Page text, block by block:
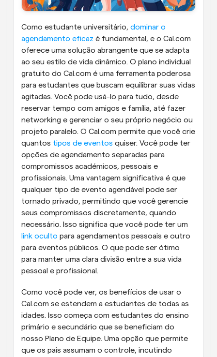
Como estudante universitário, dominar o
agendamento eficaz é fundamental, e o Cal.com
oferece uma solução abrangente que se adapta
ao seu estilo de vida dinâmico. O plano individual
gratuito do Cal.com é uma ferramenta poderosa
para estudantes que buscam equilibrar suas vidas
agitadas. Você pode usá-lo para tudo, desde
reservar tempo com amigos e família, até fazer
networking e gerenciar o seu próprio negócio ou
projeto paralelo. O Cal.com permite que você crie
quantos tipos de eventos quiser. Você pode ter
opções de agendamento separadas para
compromissos académicos, pessoais e
profissionais. Uma vantagem significativa é que
qualquer tipo de evento agendável pode ser
tornado privado, permitindo que você gerencie
seus compromissos discretamente, quando
link oculto para agendamentos pessoais e outro
para eventos públicos. O que pode ser ótimo
para manter uma clara divisão entre a sua vida
pessoal e profissional.
Como você pode ver, os benefícios de usar o
Cal.com se estendem a estudantes de todas as
idades. Isso começa com estudantes do ensino
primário e secundário que se beneficiam do
nosso Plano de Equipe. Uma opção que permite
que os pais assumam o controle, incutindo